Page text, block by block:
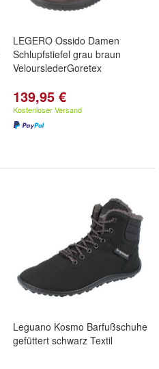
LEGERO Ossido Damen
Schlupfstiefel grau braun
VelourslederGoretex
139,95 €
Kostenloser Versand
Leguano Kosmo Barfußschuhe
gefüttert schwarz Textil